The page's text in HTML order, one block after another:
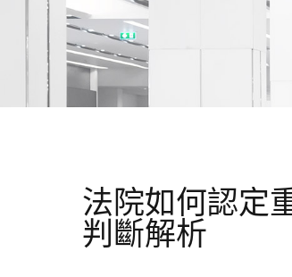
法院如何認定
判斷解析